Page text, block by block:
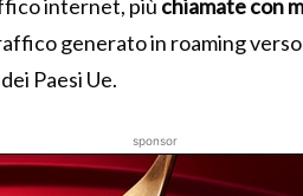
internet, più chiamate con
generato in roaming
Paesi Ue.
sponsor